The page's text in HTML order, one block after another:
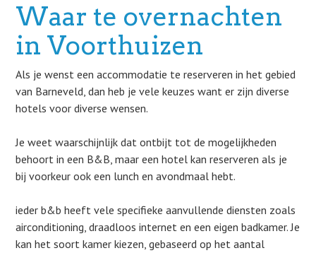
Waar te overnachten
in Voorthuizen
Als je wenst een accommodatie te reserveren in het gebied
van Barneveld, dan heb je vele keuzes want er zijn diverse
hotels voor diverse wensen.
Je weet waarschijnlijk dat ontbijt tot de mogelijkheden
behoort in een B&B, maar een hotel kan reserveren als je
bij voorkeur ook een lunch en avondmaal hebt.
ieder b&b heeft vele specifieke aanvullende diensten zoals
airconditioning, draadloos internet en een eigen badkamer. Je
kan het soort kamer kiezen, gebaseerd op het aantal